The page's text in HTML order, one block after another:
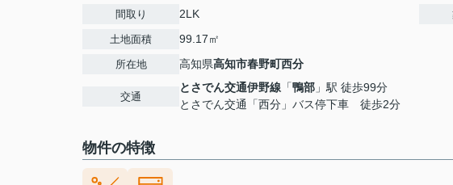
間取り 2LK
土地面積 99.17㎡
所在地 高知県高知市春野町西分
交通
とさでん交通伊野線 「鴨部 」駅 徒歩99分
とさでん交通「西分」バス停下車 徒歩2分
物件の特徴